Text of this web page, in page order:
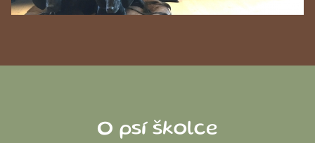
O psí školce